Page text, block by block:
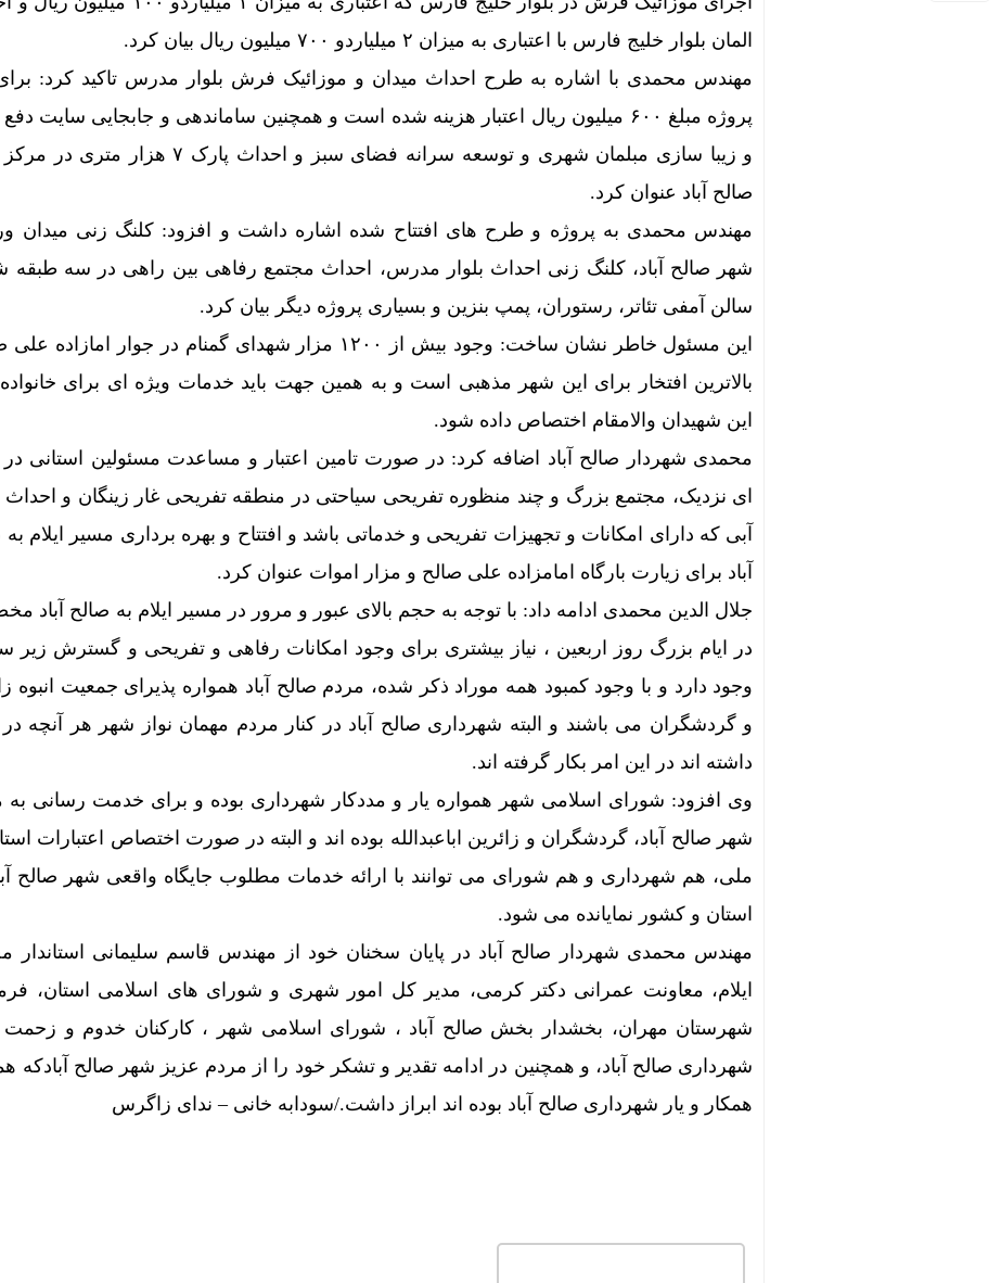
المان بلوار خلیج فارس با اعتباری به میزان ۲ میلیاردو ۷۰۰ میلیون ریال بیان کرد.
مهندس محمدی با اشاره به طرح احداث میدان و موزائیک فرش بلوار مدرس تاکید کرد:
پروژه مبلغ ۶۰۰ میلیون ریال اعتبار هزینه شده است و همچنین ساماندهی و جابجایی سایت دفع
و زیبا سازی مبلمان شهری و توسعه سرانه فضای سبز و احداث پارک ۷ هزار
صالح آباد عنوان کرد.
مهندس محمدی به پروژه و طرح های افتتاح شده اشاره داشت و افزود: کلنگ زنی میدان
شهر صالح آباد، کلنگ زنی احداث بلوار مدرس، احداث مجتمع رفاهی بین راهی در سه طبقه
سالن آمفی تئاتر، رستوران، پمپ بنزین و بسیاری پروژه دیگر بیان کرد.
این مسئول خاطر نشان ساخت: وجود بیش از ۱۲۰۰ مزار شهدای گمنام در جوار امازاده
بالاترین افتخار برای این شهر مذهبی است و به همین جهت باید خدمات ویژه ای برای
این شهیدان والامقام اختصاص داده شود.
محمدی شهردار صالح آباد اضافه کرد: در صورت تامین اعتبار و مساعدت مسئولین استانی در
ای نزدیک، مجتمع بزرگ و چند منظوره تفریحی سیاحتی در منطقه تفریحی غار زینگان و احداث
آبی که دارای امکانات و تجهیزات تفریحی و خدماتی باشد و افتتاح و بهره برداری مسیر ایلام
آباد برای زیارت بارگاه امامزاده علی صالح و مزار اموات عنوان کرد.
جلال الدین محمدی ادامه داد: با توجه به حجم بالای عبور و مرور در مسیر ایلام به صالح آباد
در ایام بزرگ روز اربعین ، نیاز بیشتری برای وجود امکانات رفاهی و تفریحی و گسترش زیر
وجود دارد و با وجود کمبود همه موراد ذکر شده، مردم صالح آباد همواره پذیرای جمعیت انبوه
و گردشگران می باشند و البته شهرداری صالح آباد در کنار مردم مهمان نواز شهر هر آنچه در
داشته اند در این امر بکار گرفته اند.
وی افزود: شورای اسلامی شهر همواره یار و مددکار شهرداری بوده و برای خدمت رسانی به
شهر صالح آباد، گردشگران و زائرین اباعبدالله بوده اند و البته در صورت اختصاص اعتبارات
ملی، هم شهرداری و هم شورای می توانند با ارائه خدمات مطلوب جایگاه واقعی شهر صالح
استان و کشور نمایانده می شود.
مهندس محمدی شهردار صالح آباد در پایان سخنان خود از مهندس قاسم سلیمانی استاندار
ایلام، معاونت عمرانی دکتر کرمی، مدیر کل امور شهری و شورای های اسلامی استان،
شهرستان مهران، بخشدار بخش صالح آباد ، شورای اسلامی شهر ، کارکنان خدوم و
شهرداری صالح آباد، و همچنین در ادامه تقدیر و تشکر خود را از مردم عزیز شهر صالح آبادکه
همکار و یار شهرداری صالح آباد بوده اند ابراز داشت./سودابه خانی – ندای زاگرس